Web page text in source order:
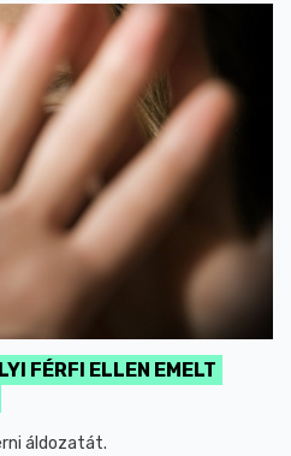
FÉRFI ELLEN EMELT
áldozatát.